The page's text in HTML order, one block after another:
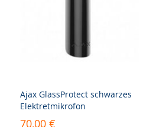
Ajax GlassProtect schwarzes
Elektretmikrofon
70,00 €